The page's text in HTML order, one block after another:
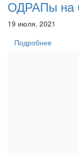
ОДРАПы на
19 июля, 2021
Подробнее